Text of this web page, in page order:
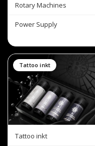
Rotary Machines
Power Supply
Tattoo inkt
Tattoo inkt